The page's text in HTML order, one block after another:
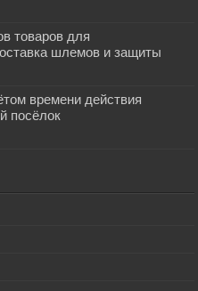
товаров для
шлемов и защиты
времени действия
посёлок